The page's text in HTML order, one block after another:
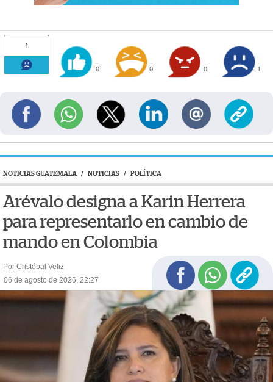
1
0 0 0 1
NOTICIAS GUATEMALA / NOTICIAS / POLÍTICA
Arévalo designa a Karin Herrera
para representarlo en cambio de
mando en Colombia
Por Cristóbal Veliz
06 de agosto de 2026, 22:27